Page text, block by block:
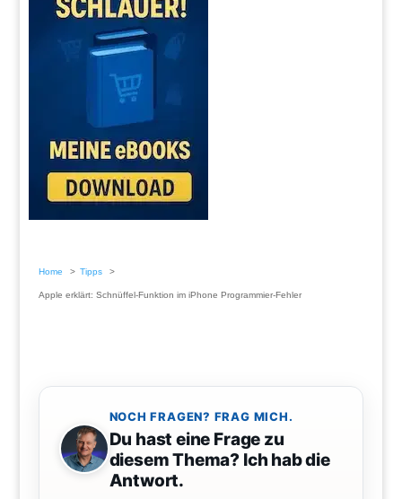
Home Tipps
Apple erklärt: Schnüffel-Funktion im iPhone Programmier-Fehler
NOCH FRAGEN? FRAG MICH.
Du hast eine Frage zu
diesem Thema? Ich hab die
Antwort.